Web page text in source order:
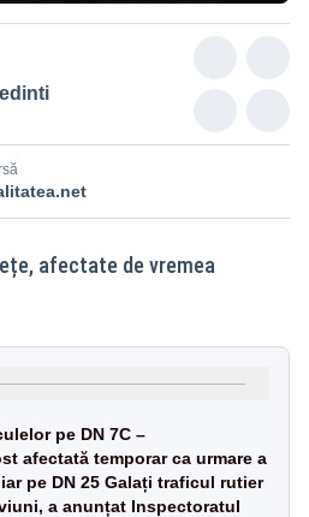
afectate de vremea
pe DN 7C –
afectată temporar ca urmare a
pe DN 25 Galați traficul rutier
a anunțat Inspectoratul